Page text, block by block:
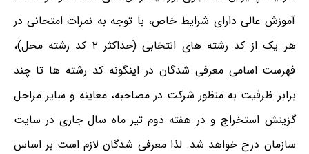
آموزش عالی دارای شرایط خاص، با توجه به نمرات امتحانی در
هر یک از کد رشته های انتخابی (حداکثر ۲ کد رشته محل)،
فهرست اسامی معرفی شدگان در اینگونه کد رشته ها تا چند
برابر ظرفیت به منظور شرکت در مصاحبه، معاینه و سایر مراحل
گزینش استخراج و در هفته دوم تیر ماه سال جاری در سایت
سازمان درج خواهد شد. لذا معرفی شدگان لازم است بر اساس